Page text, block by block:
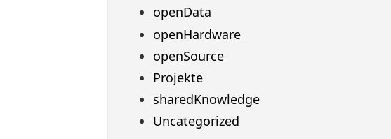
openData
openHardware
openSource
Projekte
sharedKnowledge
Uncategorized